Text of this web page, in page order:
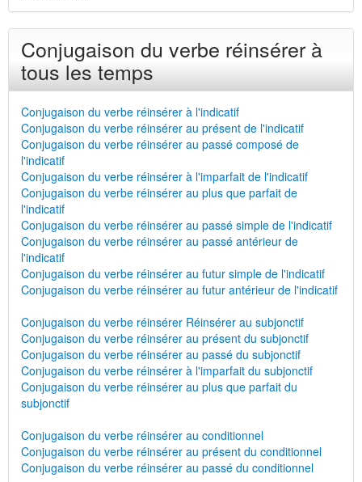
Conjugaison du verbe réinsérer à
tous les temps
Conjugaison du verbe réinsérer à l'indicatif
Conjugaison du verbe réinsérer au présent de l'indicatif
Conjugaison du verbe réinsérer au passé composé de
l'indicatif
Conjugaison du verbe réinsérer à l'imparfait de l'indicatif
Conjugaison du verbe réinsérer au plus que parfait de
l'indicatif
Conjugaison du verbe réinsérer au passé simple de l'indicatif
Conjugaison du verbe réinsérer au passé antérieur de
l'indicatif
Conjugaison du verbe réinsérer au futur simple de l'indicatif
Conjugaison du verbe réinsérer au futur antérieur de l'indicatif
Conjugaison du verbe réinsérer Réinsérer au subjonctif
Conjugaison du verbe réinsérer au présent du subjonctif
Conjugaison du verbe réinsérer au passé du subjonctif
Conjugaison du verbe réinsérer à l'imparfait du subjonctif
Conjugaison du verbe réinsérer au plus que parfait du
subjonctif
Conjugaison du verbe réinsérer au conditionnel
Conjugaison du verbe réinsérer au présent du conditionnel
Conjugaison du verbe réinsérer au passé du conditionnel